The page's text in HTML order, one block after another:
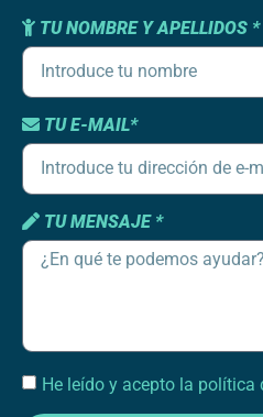
TU NOMBRE Y APELLIDOS *
TU E-MAIL*
TU MENSAJE *
He leído y acepto la política